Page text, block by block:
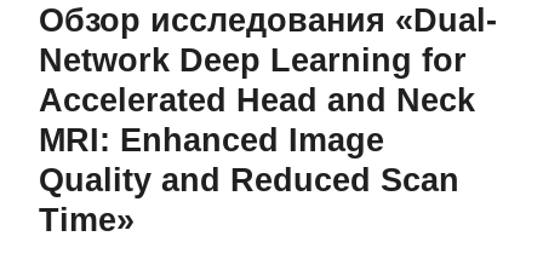
Обзор исследования «Dual-
Network Deep Learning for
Accelerated Head and Neck
MRI: Enhanced Image
Quality and Reduced Scan
Time»